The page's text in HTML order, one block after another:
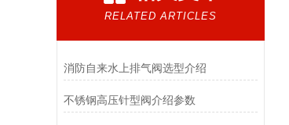
RELATED ARTICLES
消防自来水上排气阀选型介绍
不锈钢高压针型阀介绍参数